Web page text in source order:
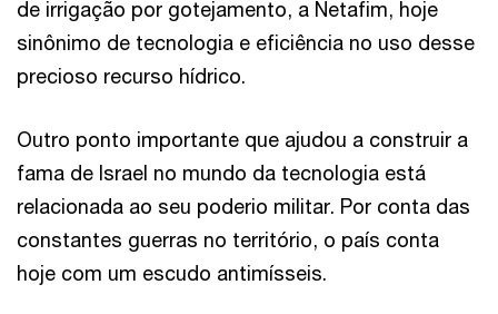
de irrigação por gotejamento, a Netafim, hoje
sinônimo de tecnologia e eficiência no uso desse
precioso recurso hídrico.
Outro ponto importante que ajudou a construir a
fama de Israel no mundo da tecnologia está
relacionada ao seu poderio militar. Por conta das
constantes guerras no território, o país conta
hoje com um escudo antimísseis.